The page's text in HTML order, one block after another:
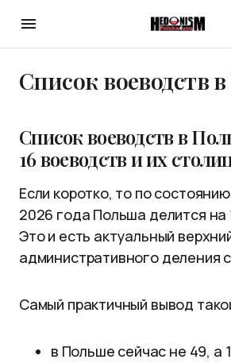
Список воеводств
Список воеводств в
16 воеводств и их
Если коротко, то по
2026 года Польша делится на
Это и есть актуальный
административного деления
Самый практичный вывод
в Польше сейчас не 49, а